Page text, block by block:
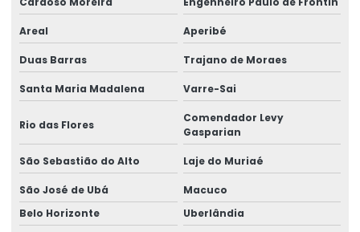
Etiquetas Para Produtos Farmacêuticos E Cosméticos
Etiquetas Para Roupas Com Código De Barras
Etiquetas Para Uso Comercial E Industrial
Etiquetas Personalizadas Para Vendas Online
Etiquetas Proporcionais A Preços Acessíveis
Etiquetas Resistentes À Água E Óleo
Fabricação De Etiquetas Adesivas Personalizadas
Fabricação De Etiquetas De Bopp Metalizado
Areal Aperibé
Duas Barras Trajano de Moraes
Santa Maria Madalena Varre-Sai
Rio das Flores
Comendador Levy
Gasparian
São Sebastião do Alto Laje do Muriaé
São José de Ubá
Macuco
Belo Horizonte
Uberlândia